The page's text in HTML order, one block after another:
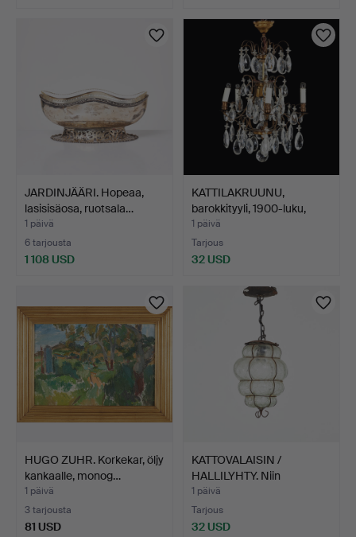
JARDINJÄÄRI. Hopeaa,
lasisisäosa, ruotsala…
1 päivä
6 tarjousta
1 108 USD
KATTILAKRUUNU,
barokkityyli, 1900-luku,
me…
1 päivä
Tarjous
32 USD
HUGO ZUHR. Korkekar, öljy
kankaalle, monog…
1 päivä
3 tarjousta
81 USD
KATTOVALAISIN /
HALLILYHTY. Niin
kutsuttua…
1 päivä
Tarjous
32 USD